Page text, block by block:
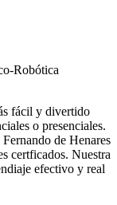
Robótica
fácil y divertido
o presenciales.
de Henares
certficados. Nuestra
efectivo y real